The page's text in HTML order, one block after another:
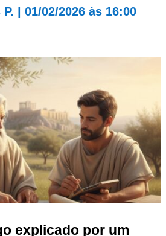
01/02/2026 às 16:00
explicado por um